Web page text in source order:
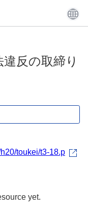
反の取締り
toukei/t3-18.p
yet.